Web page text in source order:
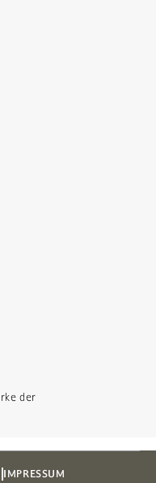
der
IMPRESSUM